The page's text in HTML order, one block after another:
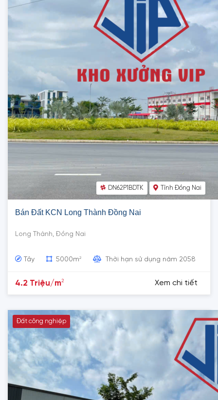
DN62P1BDTK Tỉnh Đồng Nai
Bán Đất KCN Long Thành Đồng Nai
Long Thành, Đồng Nai
Tây 5000m2 Thời hạn sử dụng năm 2058
4.2 Triệu/m2 Xem chi tiết
Đất công nghiệp